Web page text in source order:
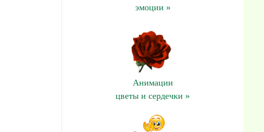
эмоции »
Анимации
цветы и сердечки »